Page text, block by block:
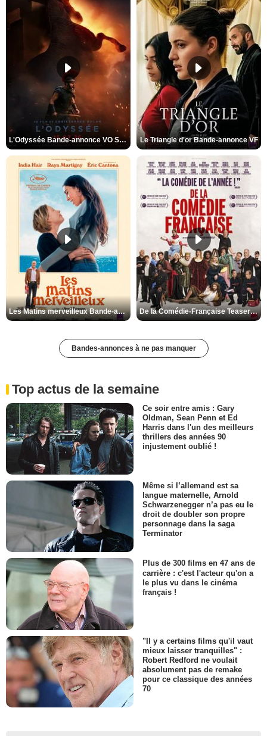
L'Odyssée Bande-annonce VO STFR Le Triangle d'or Bande-annonce VF
Les Matins merveilleux Bande-annonce VF De la Comédie-Française Teaser VF
Bandes-annonces à ne pas manquer
Top actus de la semaine
Ce soir entre amis : Gary
Oldman, Sean Penn et Ed
Harris dans l'un des meilleurs
thrillers des années 90
injustement oublié !
Même si l’allemand est sa
langue maternelle, Arnold
Schwarzenegger n’a pas eu le
droit de doubler son propre
personnage dans la saga
Terminator
Plus de 300 films en 47 ans de
carrière : c'est l'acteur qu'on a
le plus vu dans le cinéma
français !
"Il y a certains films qu'il vaut
mieux laisser tranquilles" :
Robert Redford ne voulait
absolument pas de remake
pour ce classique des années
70